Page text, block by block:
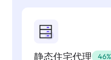
静态住宅代理